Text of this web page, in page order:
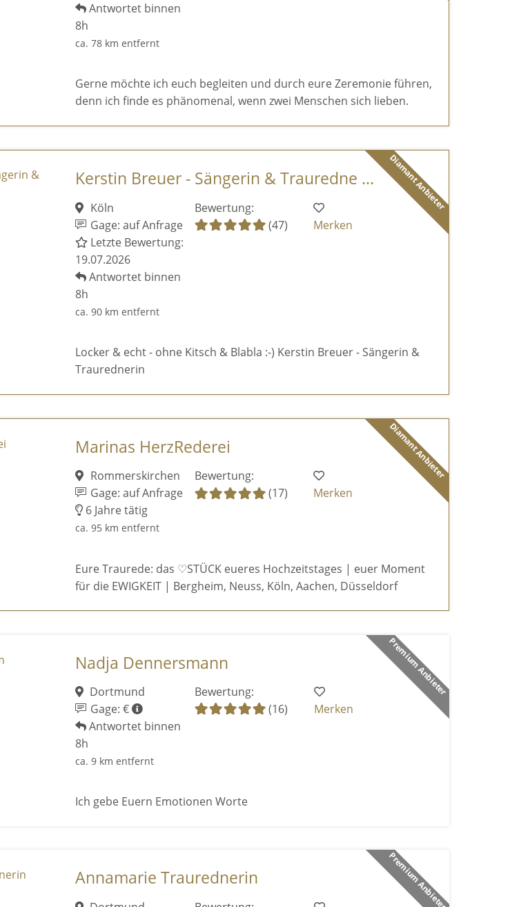
Antwortet binnen
8h
ca. 78 km entfernt
Gerne möchte ich euch begleiten und durch eure Zeremonie führen,
denn ich finde es phänomenal, wenn zwei Menschen sich lieben.
Diamant Anbieter
Kerstin Breuer - Sängerin & Trauredne ...
Köln
Gage: auf Anfrage
Letzte Bewertung:
19.07.2026
Antwortet binnen
8h
ca. 90 km entfernt
Bewertung:
(47)
Merken
Locker & echt - ohne Kitsch & Blabla :-) Kerstin Breuer - Sängerin &
Traurednerin
Diamant Anbieter
Marinas HerzRederei
Rommerskirchen
Gage: auf Anfrage
6 Jahre tätig
ca. 95 km entfernt
Bewertung:
(17)
Merken
Eure Traurede: das ♡STÜCK eueres Hochzeitstages | euer Moment
für die EWIGKEIT | Bergheim, Neuss, Köln, Aachen, Düsseldorf
Premium Anbieter
Nadja Dennersmann
Dortmund
Gage: €
Antwortet binnen
8h
ca. 9 km entfernt
Bewertung:
(16)
Merken
Ich gebe Euern Emotionen Worte
Premium Anbieter
Annamarie Traurednerin